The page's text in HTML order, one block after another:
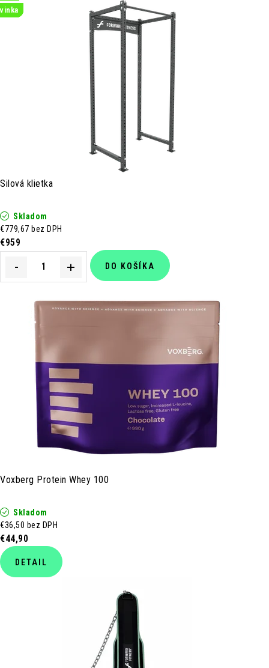
Silová klietka
Skladom
€779,67 bez DPH
€959
DO KOŠÍKA
Voxberg Protein Whey 100
Skladom
€36,50 bez DPH
€44,90
DETAIL